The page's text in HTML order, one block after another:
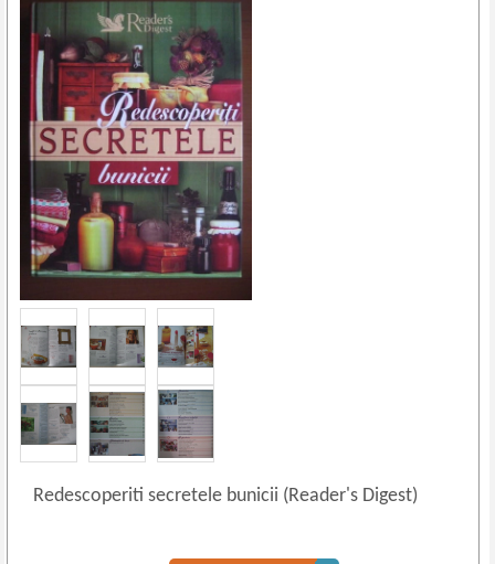
Redescoperiti secretele bunicii (Reader's Digest)